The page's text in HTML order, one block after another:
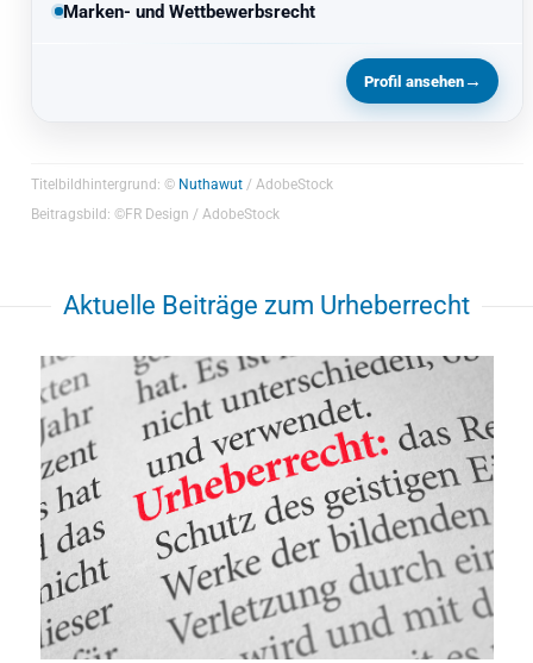
Marken- und Wettbewerbsrecht
Profil ansehen→
Titelbildhintergrund: © Nuthawut/ AdobeStock
Beitragsbild: ©FR Design / AdobeStock
Aktuelle Beiträge zum Urheberrecht